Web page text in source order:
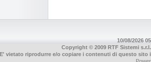
10/08/2026
Copyright © 2009 RTF Sistemi
E' vietato riprodurre e/o copiare i contenuti di questo